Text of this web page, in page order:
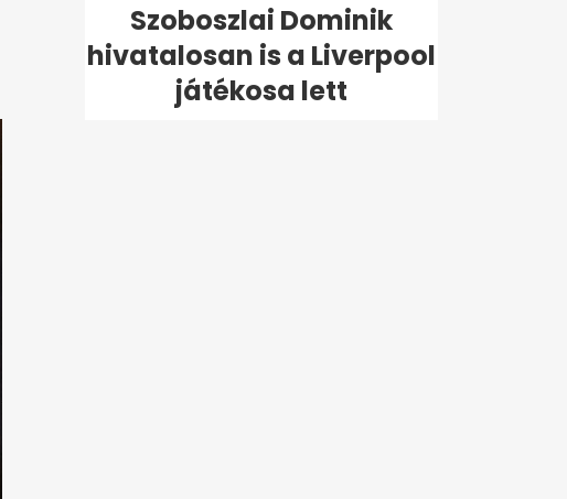
Szoboszlai Dominik
hivatalosan is a Liverpool
játékosa lett